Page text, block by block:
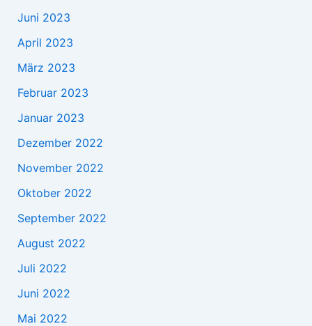
Juni 2023
April 2023
März 2023
Februar 2023
Januar 2023
Dezember 2022
November 2022
Oktober 2022
September 2022
August 2022
Juli 2022
Juni 2022
Mai 2022